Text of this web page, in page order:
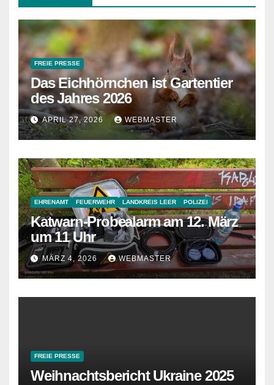
FREIE PRESSE
Das Eichhörnchen ist Gartentier
des Jahres 2026
APRIL 27, 2026 WEBMASTER
EHRENAMT FEUERWEHR LANDKREIS LEER POLIZEI
Katwarn-Probealarm am 12. März
um 11 Uhr
MÄRZ 4, 2026 WEBMASTER
FREIE PRESSE
Weihnachtsbericht Ukraine 2025